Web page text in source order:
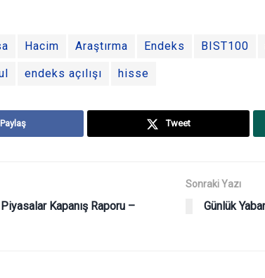
Hacim Araştırma Endeks BIST100
endeks açılışı hisse
Paylaş Tweet
Kapanış Raporu –
Sonraki Yazı
Günlük